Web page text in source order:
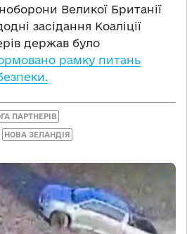
Великої Британії
засідання Коаліції
держав було
рамку питань
ПАРТНЕРІВ
НОВА ЗЕЛАНДІЯ